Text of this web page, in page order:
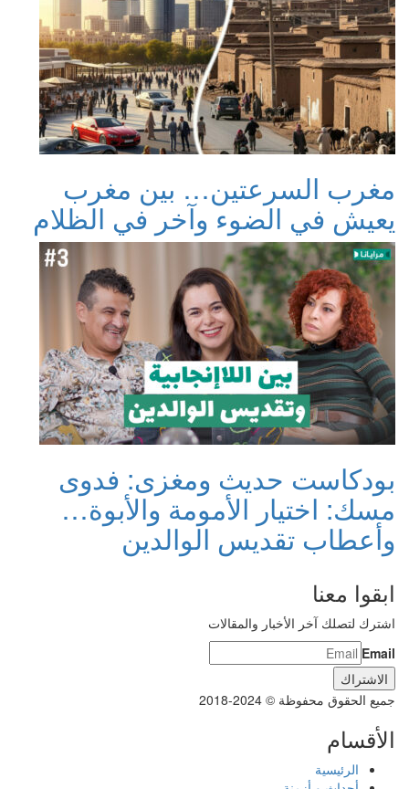
مغرب السرعتين… بين مغرب
يعيش في الضوء وآخر في الظلام
بودكاست حديث ومغزى: فدوى
مسك: اختيار الأمومة والأبوة…
وأعطاب تقديس الوالدين
ابقوا معنا
اشترك لتصلك آخر الأخبار والمقالات
Email
جميع الحقوق محفوظة © 2024-2018
الأقسام
الرئيسية